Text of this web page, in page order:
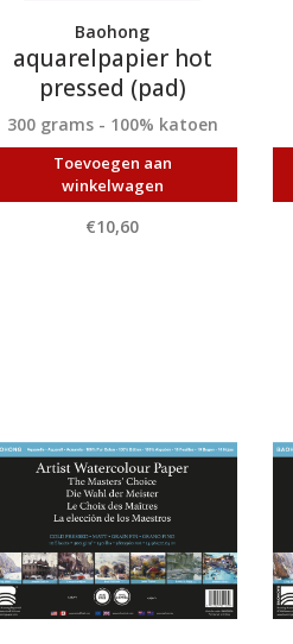
Baohong
aquarelpapier hot
pressed (pad)
300 grams - 100% katoen
Toevoegen aan
winkelwagen
€10,60